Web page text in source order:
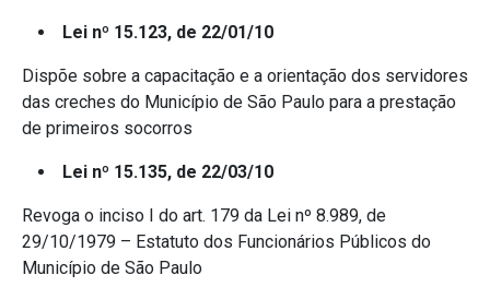
Lei nº 15.123, de 22/01/10
Dispõe sobre a capacitação e a orientação dos servidores
das creches do Município de São Paulo para a prestação
de primeiros socorros
Lei nº 15.135, de 22/03/10
Revoga o inciso I do art. 179 da Lei nº 8.989, de
29/10/1979 – Estatuto dos Funcionários Públicos do
Município de São Paulo